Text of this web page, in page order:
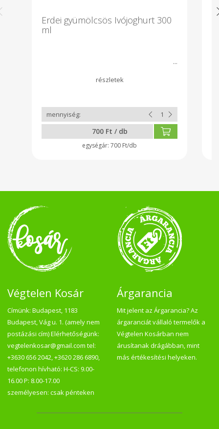
Erdei gyümölcsös Ivójoghurt 300
ml
700 Ft / db
700 Ft/db
Végtelen Kosár
Címünk: Budapest, 1183
Budapest, Vág u. 1. (amely nem
postázási cím) Elérhetőségünk:
vegtelenkosar@gmail.com tel:
+3630 656 2042, +3620 286 6890,
telefonon hívható: H-CS: 9.00-
16.00 P: 8.00-17.00
személyesen: csak pénteken
Árgarancia
Mit jelent az Árgarancia? Az
árgaranciát vállaló termelők a
Végtelen Kosárban nem
árusítanak drágábban, mint
más értékesítési helyeken.